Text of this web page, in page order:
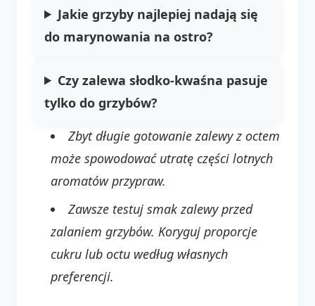
Jakie grzyby najlepiej nadają się
do marynowania na ostro?
Czy zalewa słodko-kwaśna pasuje
tylko do grzybów?
Zbyt długie gotowanie zalewy z octem
może spowodować utratę części lotnych
aromatów przypraw.
Zawsze testuj smak zalewy przed
zalaniem grzybów. Koryguj proporcje
cukru lub octu według własnych
preferencji.